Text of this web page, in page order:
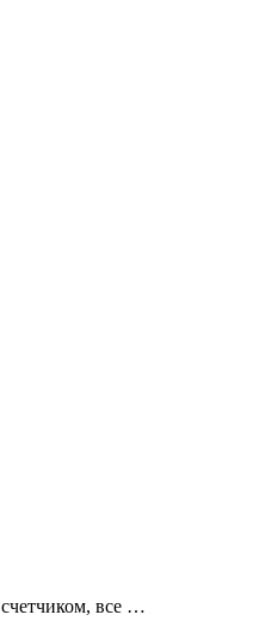
счетчиком, все …